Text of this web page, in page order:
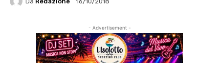
- Advertisement -